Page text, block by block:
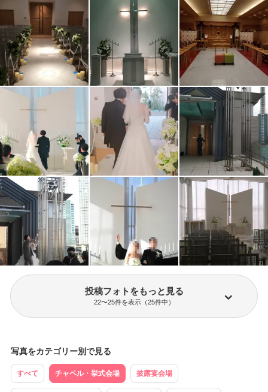
投稿フォトをもっと見る
22〜25件を表示（25件中）
写真をカテゴリー別で見る
すべて チャペル・挙式会場 披露宴会場